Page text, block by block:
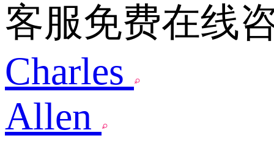
客服免费在线
Charles
Allen